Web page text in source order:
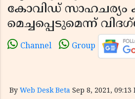
കോവിഡ്
മെച്ചപ്പെടുമെന്ന്
Channel Group
By Web Desk Beta Sep 8, 2021, 09:13